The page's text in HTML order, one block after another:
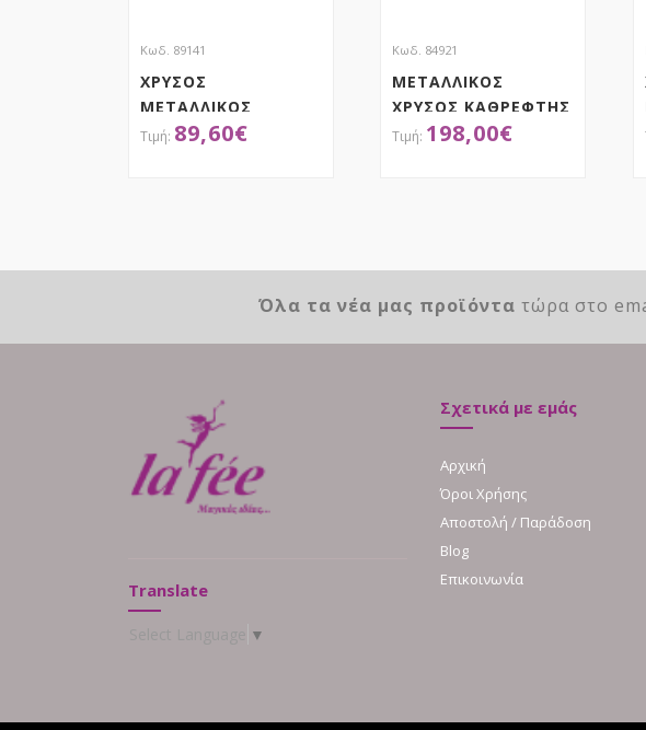
Κωδ. 89141
ΧΡΥΣΟΣ
ΜΕΤΑΛΛΙΚΟΣ
ΣΤΡΟΓΓΥΛΟΣ
89,60€
Κωδ. 84921
ΜΕΤΑΛΛΙΚΟΣ
ΧΡΥΣΟΣ ΚΑΘΡΕΦΤΗΣ
76.5×2.5×102.5EK
198,00€
Όλα τα νέα μας προϊόντα τώρα στο
Translate
▼
Σχετικά με εμάς
Αρχική
Όροι Χρήσης
Αποστολή / Παράδοση
Blog
Επικοινωνία